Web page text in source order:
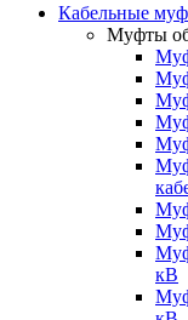
Кабельные
Муфты
кВ